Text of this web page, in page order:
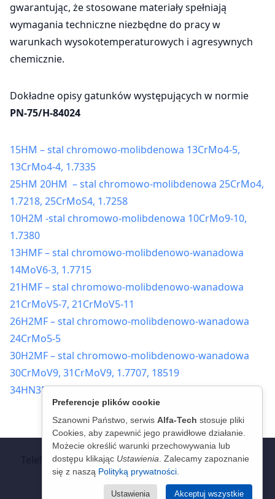
gwarantując, że stosowane materiały spełniają
wymagania techniczne niezbędne do pracy w
warunkach wysokotemperaturowych i agresywnych
chemicznie.
Dokładne opisy gatunków występujących w normie
PN-75/H-84024
15HM – stal chromowo-molibdenowa 13CrMo4-5,
13CrMo4-4, 1.7335
25HM 20HM – stal chromowo-molibdenowa 25CrMo4,
1.7218, 25CrMoS4, 1.7258
10H2M -stal chromowo-molibdenowa 10CrMo9-10,
1.7380
13HMF – stal chromowo-molibdenowo-wanadowa
14MoV6-3, 1.7715
21HMF – stal chromowo-molibdenowo-wanadowa
21CrMoV5-7, 21CrMoV5-11
26H2MF – stal chromowo-molibdenowo-wanadowa
24CrMo5-5
30H2MF – stal chromowo-molibdenowo-wanadowa
30CrMoV9, 31CrMoV9, 1.7707, 18519
34HN3M – stal chromowo-niklowo-molibdenowa
© 2026 - Alfa-Tech - Stal Jakościowa
Telefon:+48 63 261 05 19Telefon:+48 63 226 20 99
Email:kontakt@alfa-tech.com.pl
info@atsteels.com
Preferencje plików cookie
Szanowni Państwo, serwis Alfa-Tech stosuje pliki
Cookies, aby zapewnić jego prawidłowe działanie.
Możecie określić warunki przechowywania lub
dostępu klikając Ustawienia . Zalecamy zapoznanie
się z naszą Polityką prywatności
Ustawienia Akceptuj wszystkie